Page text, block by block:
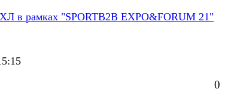
в рамках "SPORTB2B EXPO&FORUM 21"
0